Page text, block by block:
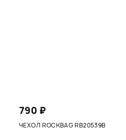
790 ₽
ЧЕХОЛ ROCKBAG RB20539B